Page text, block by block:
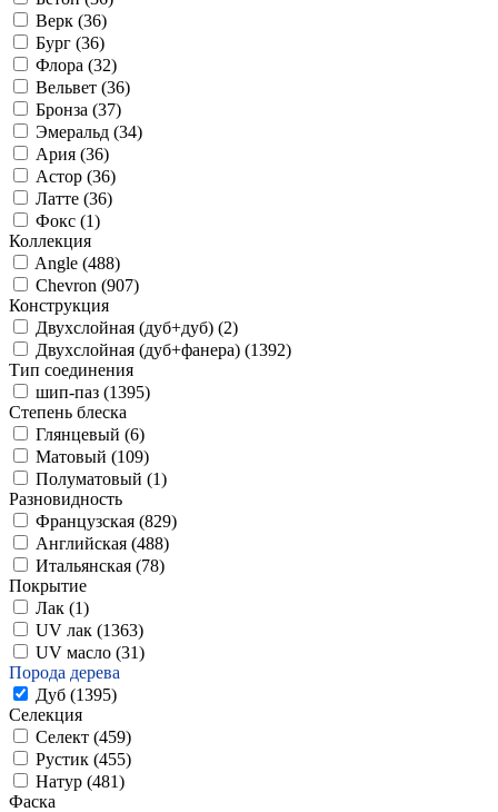
Верк (36)
Бург (36)
Флора (32)
Вельвет (36)
Бронза (37)
Эмеральд (34)
Ария (36)
Астор (36)
Латте (36)
Фокс (1)
Коллекция
Angle (488)
Chevron (907)
Конструкция
Двухслойная (дуб+дуб) (2)
Двухслойная (дуб+фанера) (1392)
Тип соединения
шип-паз (1395)
Степень блеска
Глянцевый (6)
Матовый (109)
Полуматовый (1)
Разновидность
Французская (829)
Английская (488)
Итальянская (78)
Покрытие
Лак (1)
UV лак (1363)
UV масло (31)
Порода дерева
Дуб (1395)
Селекция
Селект (459)
Рустик (455)
Натур (481)
Фаска